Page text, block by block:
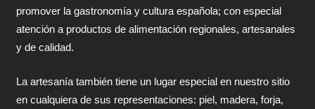
promover la gastronomía y cultura española; con especial
atención a productos de alimentación regionales, artesanales
y de calidad.
La artesanía también tiene un lugar especial en nuestro sitio
en cualquiera de sus representaciones: piel, madera, forja,